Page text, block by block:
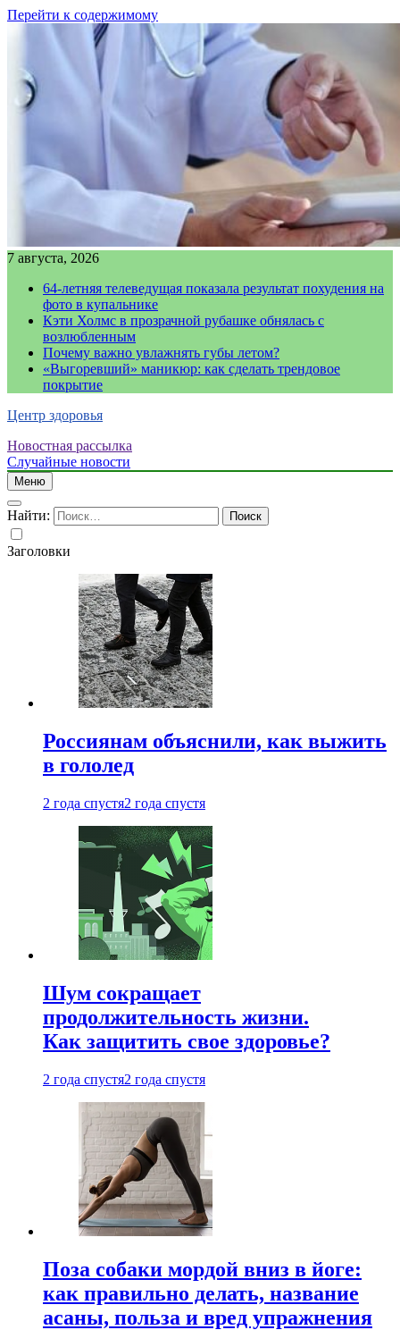
Перейти к содержимому
7 августа, 2026
64-летняя телеведущая показала результат похудения на
фото в купальнике
Кэти Холмс в прозрачной рубашке обнялась с
возлюбленным
Почему важно увлажнять губы летом?
«Выгоревший» маникюр: как сделать трендовое
покрытие
Центр здоровья
Новостная рассылка
Случайные новости
Меню
Найти:
Заголовки
Россиянам объяснили, как выжить
в гололед
2 года спустя2 года спустя
Шум сокращает
продолжительность жизни.
Как защитить свое здоровье?
2 года спустя2 года спустя
Поза собаки мордой вниз в йоге:
как правильно делать, название
асаны, польза и вред упражнения